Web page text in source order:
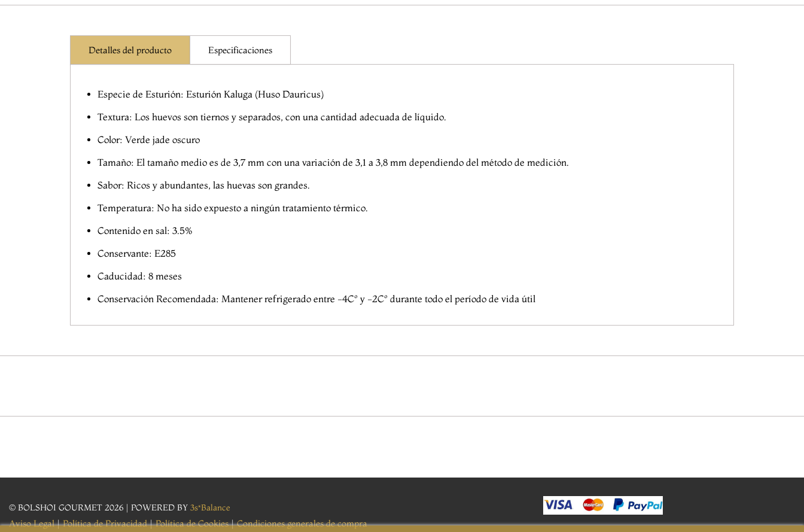
Detalles del producto Especificaciones
Especie de Esturión: Esturión Kaluga (Huso Dauricus)
Textura: Los huevos son tiernos y separados, con una cantidad adecuada de líquido.
Color: Verde jade oscuro
Tamaño: El tamaño medio es de 3,7 mm con una variación de 3,1 a 3,8 mm dependiendo del método de medición.
Sabor: Ricos y abundantes, las huevas son grandes.
Temperatura: No ha sido expuesto a ningún tratamiento térmico.
Contenido en sal: 3.5%
Conservante: E285
Caducidad: 8 meses
Conservación Recomendada: Mantener refrigerado entre -4Cº y -2Cº durante todo el período de vida útil
© BOLSHOI GOURMET 2026 | POWERED BY 3s*Balance
Aviso Legal|Política de Privacidad|Política de Cookies|Condiciones generales de compra